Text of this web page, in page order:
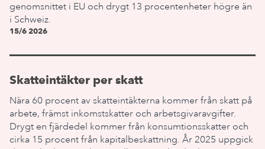
genomsnittet i EU och drygt 13 procentenheter högre än
i Schweiz.
15/6 2026
Skatteintäkter per skatt
Nära 60 procent av skatteintäkterna kommer från skatt på
arbete, främst inkomstskatter och arbetsgivaravgifter.
Drygt en fjärdedel kommer från konsumtionsskatter och
cirka 15 procent från kapitalbeskattning. År 2025 uppgick